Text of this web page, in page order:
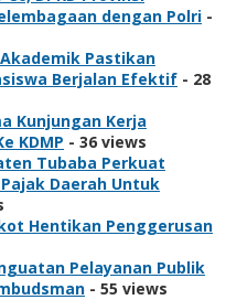
dengan Polri -
Pastikan
Berjalan Efektif - 28
Kunjungan Kerja
KDMP - 36 views
Tubaba Perkuat
Daerah Untuk
Hentikan Penggerusan
Pelayanan Publik
- 55 views